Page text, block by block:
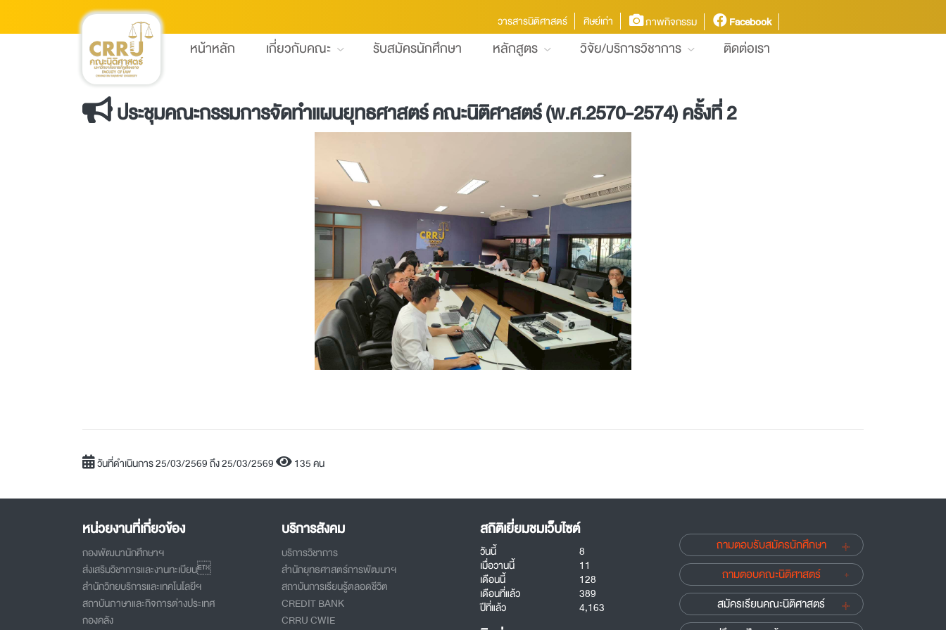
วารสารนิติศาสตร์ ศิษย์เก่า ภาพกิจกรรม Facebook
หน้าหลัก เกี่ยวกับคณะ รับสมัครนักศึกษา หลักสูตร วิจัย/บริการวิชาการ ติดต่อเรา
ประชุมคณะกรรมการจัดทำแผนยุทธศาสตร์ คณะนิติศาสตร์ (พ.ศ.2570-2574) ครั้งที่ 2
วันที่ดำเนินการ 25/03/2569 ถึง 25/03/2569 135 คน
หน่วยงานที่เกี่ยวข้อง
กองพัฒนานักศึกษาฯ
ส่งเสริมวิชาการและงานทะเบียน
สำนักวิทยบริการและเทคโนโลยีฯ
สถาบันภาษาและกิจการต่างประเทศ
กองคลัง
บริการสังคม
บริการวิชาการ
สำนักยุทธศาสตร์การพัฒนาฯ
สถาบันการเรียนรู้ตลอดชีวิต
CREDIT BANK
CRRU CWIE
สถิติเยี่ยมชมเว็บไซต์
วันนี้
8
เมื่อวานนี้
11
เดือนนี้
128
เดือนที่แล้ว
389
ปีที่แล้ว
4,163
ถามตอบรับสมัครนักศึกษา
ถามตอบคณะนิติศาสตร์
สมัครเรียนคณะนิติศาสตร์